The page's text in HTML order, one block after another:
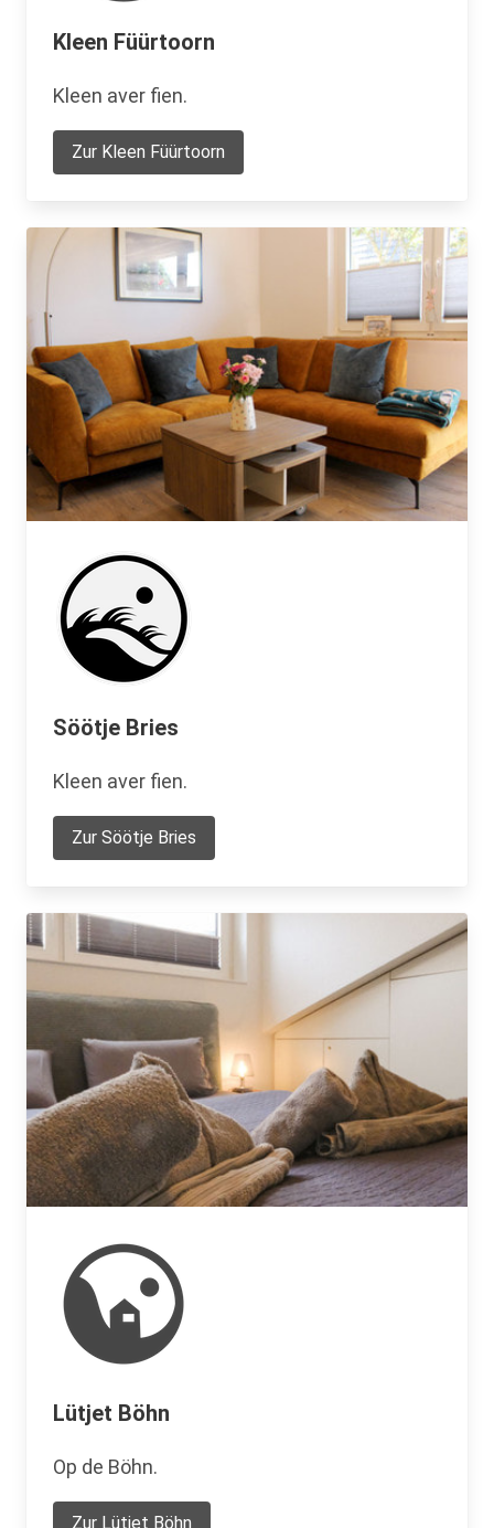
Kleen Füürtoorn
Kleen aver fien.
Zur Kleen Füürtoorn
Söötje Bries
Kleen aver fien.
Zur Söötje Bries
Lütjet Böhn
Op de Böhn.
Zur Lütjet Böhn